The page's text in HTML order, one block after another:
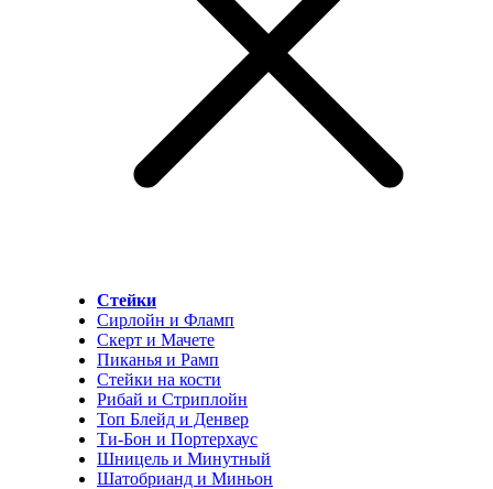
Стейки
Сирлойн и Фламп
Скерт и Мачете
Пиканья и Рамп
Стейки на кости
Рибай и Стриплойн
Топ Блейд и Денвер
Ти-Бон и Портерхаус
Шницель и Минутный
Шатобрианд и Миньон